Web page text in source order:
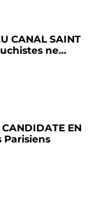
CANAL SAINT
ne
CANDIDATE EN
Parisiens